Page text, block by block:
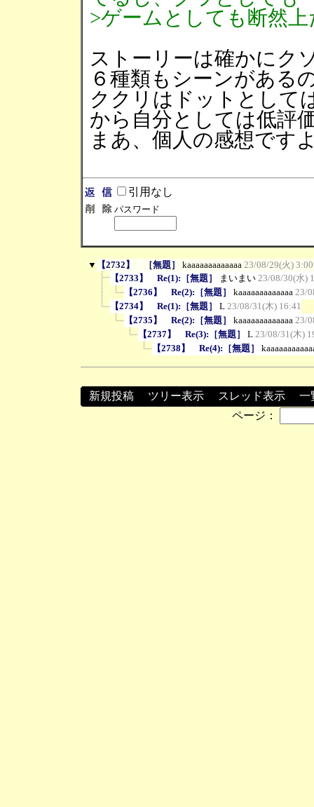
>ゲームとしても断然
ストーリーは確かにク
６種類もシーンがある
ククリはドットとして
から自分としては低評
まあ、個人の感想です
引用なし
パスワード
▼ 【2732】 ［無題］ kaaaaaaaaaaaaa 23/08/29(火) 3:00
【2733】 Re(1):［無題］
まいまい 23/08/30(水)
【2736】 Re(2):［無題］
kaaaaaaaaaaaaa 23/
【2734】 Re(1):［無題］
L 23/08/31(木) 16:41
【2735】 Re(2):［無題］
kaaaaaaaaaaaaa 23/
【2737】 Re(3):［無題］
L 23/08/31(木)
【2738】 Re(4):［無題］
新規投稿 ツリー表示 スレッド表示
一
ページ：